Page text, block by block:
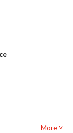
More ˅